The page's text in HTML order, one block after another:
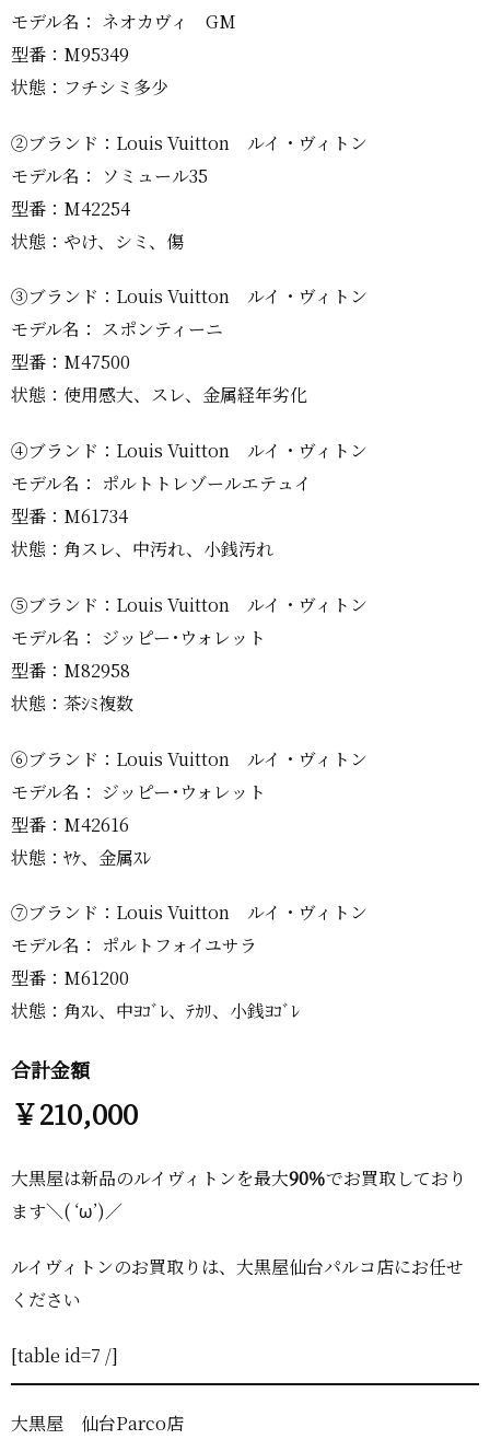
モデル名： ネオカヴィ GM
型番：M95349
状態：フチシミ多少
②ブランド：Louis Vuitton ルイ・ヴィトン
モデル名： ソミュール35
型番：M42254
状態：やけ、シミ、傷
③ブランド：Louis Vuitton ルイ・ヴィトン
モデル名： スポンティーニ
型番：M47500
状態：使用感大、スレ、金属経年劣化
④ブランド：Louis Vuitton ルイ・ヴィトン
モデル名： ポルトトレゾールエテュイ
型番：M61734
状態：角スレ、中汚れ、小銭汚れ
⑤ブランド：Louis Vuitton ルイ・ヴィトン
モデル名： ジッピー･ウォレット
型番：M82958
状態：茶ｼﾐ複数
⑥ブランド：Louis Vuitton ルイ・ヴィトン
モデル名： ジッピー･ウォレット
型番：M42616
状態：ﾔｹ、金属ｽﾚ
⑦ブランド：Louis Vuitton ルイ・ヴィトン
モデル名： ポルトフォイユサラ
型番：M61200
状態：角ｽﾚ、中ﾖｺﾞﾚ、ﾃｶﾘ、小銭ﾖｺﾞﾚ
合計金額
￥210,000
大黒屋は新品のルイヴィトンを最大90％でお買取しており
ます＼( ‘ω’)／
ルイヴィトンのお買取りは、大黒屋仙台パルコ店にお任せ
ください
[table id=7 /]
大黒屋 仙台Parco店